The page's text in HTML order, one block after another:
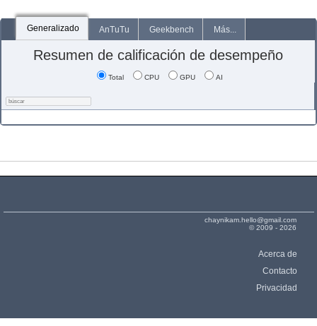
Generalizado AnTuTu Geekbench Más...
Resumen de calificación de desempeño
Total CPU GPU AI
chaynikam.hello@gmail.com
© 2009 - 2026
Acerca de
Contacto
Privacidad